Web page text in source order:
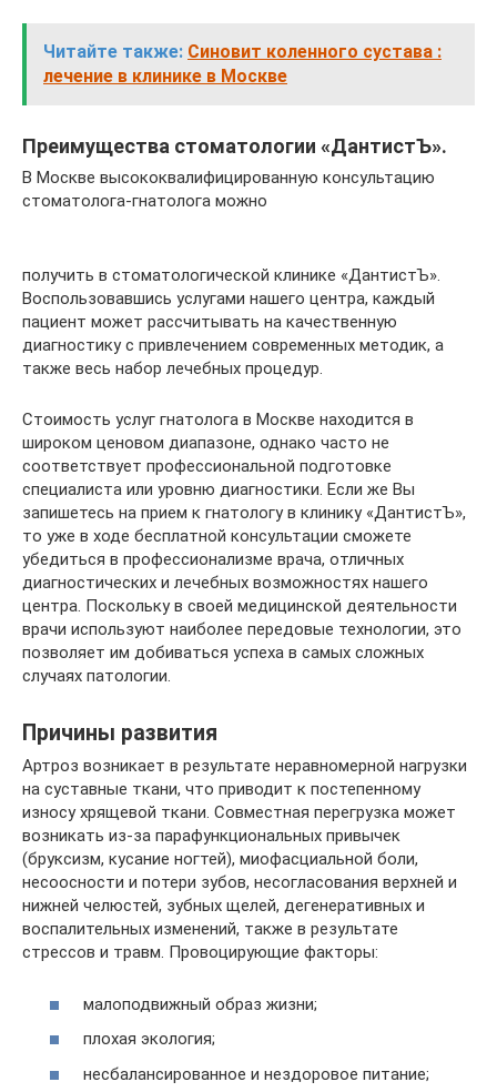
Читайте также: Синовит коленного сустава :
лечение в клинике в Москве
Преимущества стоматологии «ДантистЪ».
В Москве высококвалифицированную консультацию
стоматолога-гнатолога можно
получить в стоматологической клинике «ДантистЪ».
Воспользовавшись услугами нашего центра, каждый
пациент может рассчитывать на качественную
диагностику с привлечением современных методик, а
также весь набор лечебных процедур.
Стоимость услуг гнатолога в Москве находится в
широком ценовом диапазоне, однако часто не
соответствует профессиональной подготовке
специалиста или уровню диагностики. Если же Вы
запишетесь на прием к гнатологу в клинику «ДантистЪ»,
то уже в ходе бесплатной консультации сможете
убедиться в профессионализме врача, отличных
диагностических и лечебных возможностях нашего
центра. Поскольку в своей медицинской деятельности
врачи используют наиболее передовые технологии, это
позволяет им добиваться успеха в самых сложных
случаях патологии.
Причины развития
Артроз возникает в результате неравномерной нагрузки
на суставные ткани, что приводит к постепенному
износу хрящевой ткани. Совместная перегрузка может
возникать из-за парафункциональных привычек
(бруксизм, кусание ногтей), миофасциальной боли,
несоосности и потери зубов, несогласования верхней и
нижней челюстей, зубных щелей, дегенеративных и
воспалительных изменений, также в результате
стрессов и травм. Провоцирующие факторы:
малоподвижный образ жизни;
плохая экология;
несбалансированное и нездоровое питание;